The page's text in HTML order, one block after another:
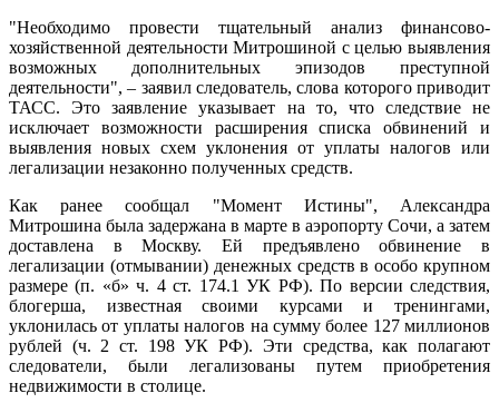
"Необходимо провести тщательный анализ финансово-
хозяйственной деятельности Митрошиной с целью выявления
возможных дополнительных эпизодов преступной
деятельности", – заявил следователь, слова которого приводит
ТАСС. Это заявление указывает на то, что следствие не
исключает возможности расширения списка обвинений и
выявления новых схем уклонения от уплаты налогов или
легализации незаконно полученных средств.
Как ранее сообщал "Момент Истины", Александра
Митрошина была задержана в марте в аэропорту Сочи, а затем
доставлена в Москву. Ей предъявлено обвинение в
легализации (отмывании) денежных средств в особо крупном
размере (п. «б» ч. 4 ст. 174.1 УК РФ). По версии следствия,
блогерша, известная своими курсами и тренингами,
уклонилась от уплаты налогов на сумму более 127 миллионов
рублей (ч. 2 ст. 198 УК РФ). Эти средства, как полагают
следователи, были легализованы путем приобретения
недвижимости в столице.